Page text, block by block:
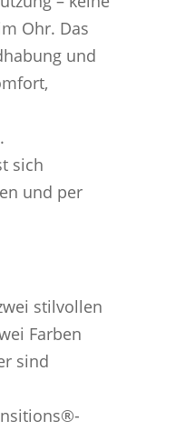
Ohr. Das
und
sich
und per
stilvollen
Farben
sind